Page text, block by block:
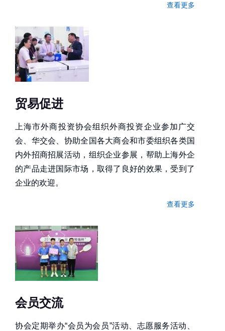
查看更多
贸易促进
上海市外商投资协会组织外商投资企业参加广交
会、华交会、协助全国各大商会和市委组织各类国
内外招商招展活动，组织企业参展，帮助上海外企
的产品走进国际市场，取得了良好的效果，受到了
企业的欢迎。
查看更多
会员交流
协会定期举办“会员为会员”活动、志愿服务活动、